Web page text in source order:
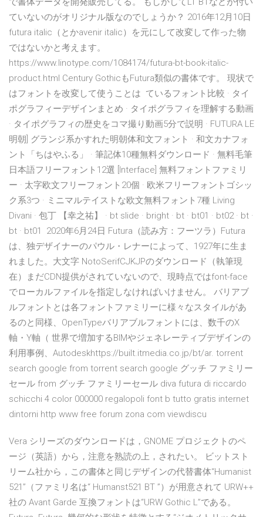
ていないのがオリジナル版なのでしょうか？ 2016年12月10日
futura italic（とかavenir italic）を元にして改変して作った物
ではないかと考えます。
https://www.linotype.com/1084174/futura-bt-book-italic-
product.html Century GothicもFutura類似の書体です。 現状で
はフォントを改変して使うことは ているフォント比較 · タイ
ポグラフィーデザインまとめ · タイポグラフィを理解する動画
· タイポグラフィの歴史をコマ撮り動画5分で説明 · FUTURA LE
明朝] グランジ系かすれた明朝体和文フォント · 和文カナフォ
ント「ちはやふる」 · 筆記体10種無料ダウンロード · 無料毛筆
日本語フリーフォント12選 [Interface] 無料フォントファミリ
ー · 太字欧文フリーフォント20個 · 欧米フリーフォントゴシッ
ク系3つ · ミニマルテイストな欧文無料フォント7種 Living
Divani · 包丁 【幸之祐】 · bt slide · bright · bt · bt01 · bt02 · bt ·
bt · bt01 2020年6月24日 Futura（読み方：フーツラ）Futura
は、独デザイナーのパウル・レナーによって、1927年に生ま
れました。大文字 NotoSerifCJKJPのダウンロード（執筆現
在）まだCDN提供がされていないので、現時点ではfont-face
でローカルファイルを指定しなければいけません。 バリアブ
ルフォントとは各フォントファミリーに様々なスタイルがあ
るのと同様、OpenTypeバリアブルフォントには、数千のX
軸・Y軸（ 世界で増加するBIMやジェネレーティブデザインの
利用事例、Autodeskhttps://built.itmedia.co.jp/bt/ar. torrent
search google from torrent search google グッチ ファミリー
セール from グッチ ファミリーセール diva futura di riccardo
schicchi 4 color 000000 regalopoli font b tutto gratis internet
dintorni http www free forum zona com viewdiscu
Vera シリーズのダウンロードは，GNOME プロジェクトのペ
ージ（英語）から，注意を熟読の上，されたい。 ビットスト
リーム社から，この書体と同じデザインの代替書体“Humanist
521”（ファミリ名は“ Humanst521 BT ”）が用意されて URW++
社の Avant Garde 互換フォントは“URW Gothic L”である。